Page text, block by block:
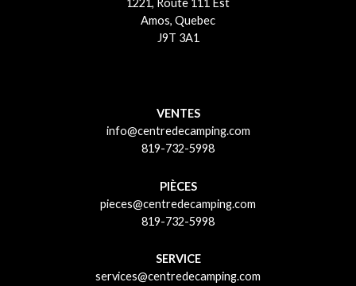
1221, Route 111 Est
Amos, Quebec
J9T 3A1
VENTES
info@centredecamping.com
819-732-5998
PIÈCES
pieces@centredecamping.com
819-732-5998
SERVICE
services@centredecamping.com